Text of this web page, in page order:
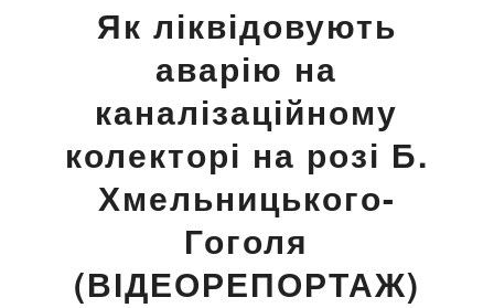
Як ліквідовують
аварію на
каналізаційному
колекторі на розі Б.
Хмельницького-
Гоголя
(ВІДЕОРЕПОРТАЖ)